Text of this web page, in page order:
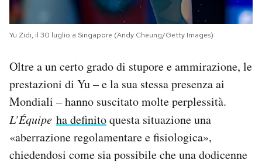
Yu Zidi, il 30 luglio a Singapore (Andy Cheung/Getty Images)
Oltre a un certo grado di stupore e ammirazione, le
prestazioni di Yu – e la sua stessa presenza ai
Mondiali – hanno suscitato molte perplessità.
L’Équipe ha definitoquesta situazione una
«aberrazione regolamentare e fisiologica»,
chiedendosi come sia possibile che una dodicenne